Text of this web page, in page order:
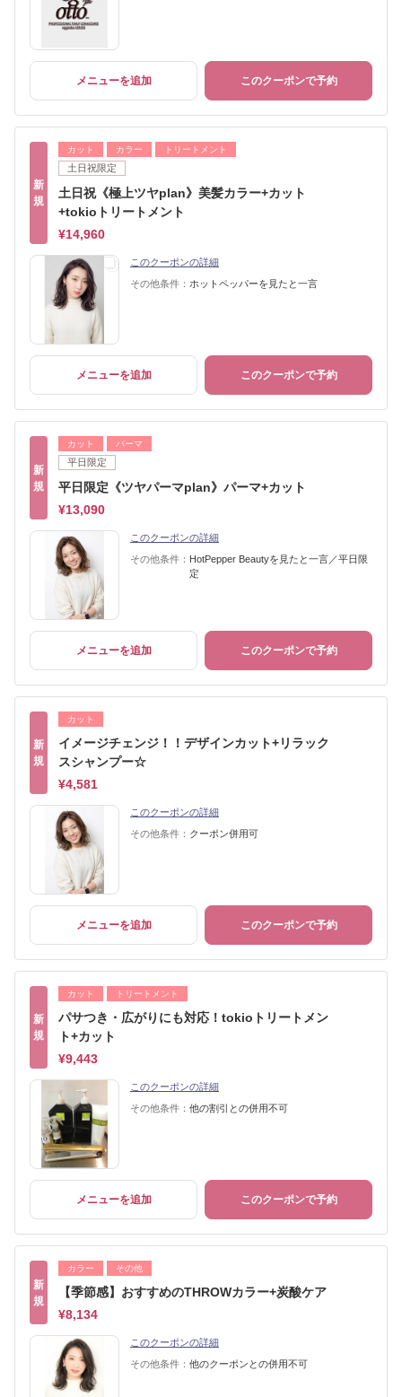
メニューを追加 このクーポンで予約
新
規
カット カラー トリートメント
土日祝限定
土日祝《極上ツヤplan》美髪カラー+カット
+tokioトリートメント
¥14,960
このクーポンの詳細
その他条件： ホットペッパーを見たと一言
メニューを追加 このクーポンで予約
新
規
カット パーマ
平日限定
平日限定《ツヤパーマplan》パーマ+カット
¥13,090
このクーポンの詳細
その他条件： HotPepper Beautyを見たと一言／平日限
定
メニューを追加 このクーポンで予約
新
規
カット
イメージチェンジ！！デザインカット+リラック
スシャンプー☆
¥4,581
このクーポンの詳細
その他条件： クーポン併用可
メニューを追加 このクーポンで予約
新
規
カット トリートメント
パサつき・広がりにも対応！tokioトリートメン
ト+カット
¥9,443
このクーポンの詳細
その他条件： 他の割引との併用不可
メニューを追加 このクーポンで予約
新
規
カラー その他
【季節感】おすすめのTHROWカラー+炭酸ケア
¥8,134
このクーポンの詳細
その他条件： 他のクーポンとの併用不可